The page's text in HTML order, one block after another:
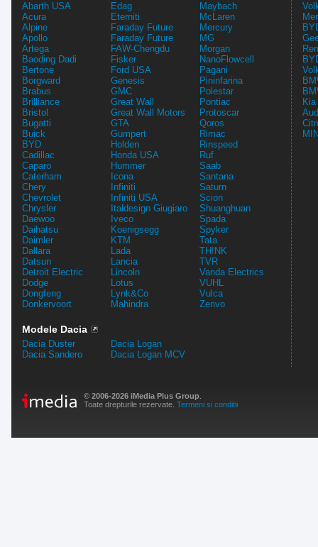
Abarth USA
Acura
Alpine
Apollo
Artega
Baoding Dadi
Bertone
Borgward
Brabus
Brilliance
Bristol
Bugatti
Buick
BYD
Cadillac
Caparo
Caterham
Chery
Chevrolet
Chrysler
Daewoo
Daihatsu
Daimler
Dallara
Datsun
Detroit Electric
Dodge
Dongfeng
Donkervoort
Edag
Eterniti
Faraday Future
Faraday Future
FAW-Chengdu
Fisker
Ford USA
Genesis
GMC
Great Wall
Great Wall Motors
GTA
Gumpert
Holden
Honda USA
Hummer
Icona
Infiniti
Infiniti USA
Italdesign Giugiaro
Iveco
Koenigsegg
KTM
Lada
Lancia
Lincoln
Lotus
Lynk&Co
Mahindra
Maybach
McLaren
Mercury
MG
Morgan
NanoFlowcell
Pagani
Pininfarina
Polestar
Pontiac
Protoscar
Qoros
Rimac
Rinspeed
Ruf
Saab
Santana
Saturn
Scion
Shuanghuan
Spada
Spyker
Tata
TH!NK
TVR
Vanda Electrics
VUHL
Vulca
Zenvo
Modele Dacia
Dacia Duster
Dacia Sandero
Dacia Logan
Dacia Logan MCV
© 2006-2026 iMedia Plus Group
Toate drepturile rezervate. Termeni si conditii